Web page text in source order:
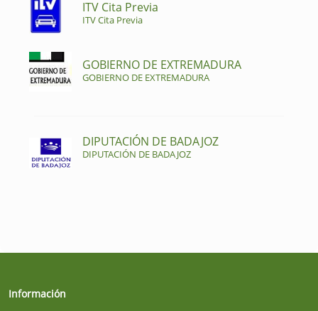
ITV Cita Previa
ITV Cita Previa
GOBIERNO DE EXTREMADURA
GOBIERNO DE EXTREMADURA
DIPUTACIÓN DE BADAJOZ
DIPUTACIÓN DE BADAJOZ
Información